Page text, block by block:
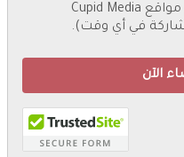
مشاركة ملفي الشخصي مع مواقع Cupid Media
في أي وقت).